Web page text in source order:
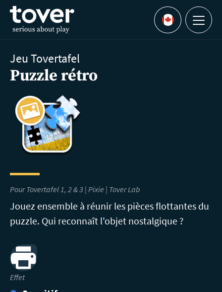
Aller au contenu principal
Languages
Menu
Jeu Tovertafel
Puzzle rétro
Pour Tovertafel 1, 2 & 3 | Pixie | Tover Lab
Jouez ensemble à réunir les pièces flottantes du
puzzle. Qui reconnaît l'objet nostalgique ?
Print
Effet